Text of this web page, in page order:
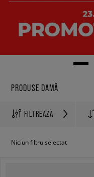
PRODUSE DAMĂ
FILTREAZĂ
Niciun filtru selectat